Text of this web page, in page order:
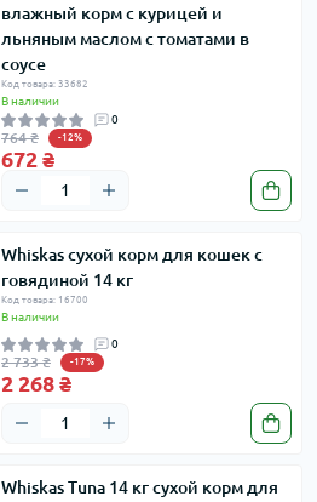
влажный корм с курицей и
льняным маслом с томатами в
соусе
Код товара: 33682
В наличии
0
764 ₴ -12%
672 ₴
Whiskas сухой корм для кошек с
говядиной 14 кг
Код товара: 16700
В наличии
0
2 733 ₴ -17%
2 268 ₴
Whiskas Tuna 14 кг сухой корм для